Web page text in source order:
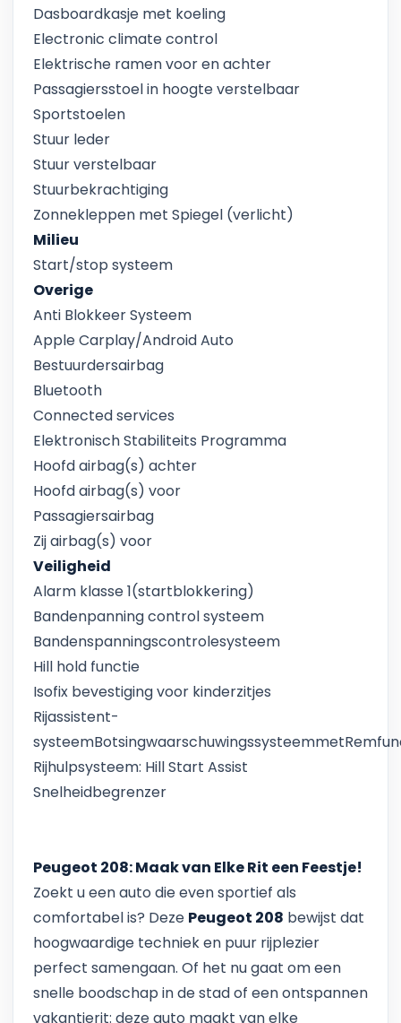
Dasboardkasje met koeling
Electronic climate control
Elektrische ramen voor en achter
Passagiersstoel in hoogte verstelbaar
Sportstoelen
Stuur leder
Stuur verstelbaar
Stuurbekrachtiging
Zonnekleppen met Spiegel (verlicht)
Milieu
Start/stop systeem
Overige
Anti Blokkeer Systeem
Apple Carplay/Android Auto
Bestuurdersairbag
Bluetooth
Connected services
Elektronisch Stabiliteits Programma
Hoofd airbag(s) achter
Hoofd airbag(s) voor
Passagiersairbag
Zij airbag(s) voor
Veiligheid
Alarm klasse 1(startblokkering)
Bandenpanning control systeem
Bandenspanningscontrolesysteem
Hill hold functie
Isofix bevestiging voor kinderzitjes
Rijassistent-
Rijhulpsysteem: Hill Start Assist
Snelheidbegrenzer
Peugeot 208: Maak van Elke Rit een Feestje!
Zoekt u een auto die even sportief als
comfortabel is? Deze Peugeot 208 bewijst dat
hoogwaardige techniek en puur rijplezier
perfect samengaan. Of het nu gaat om een
snelle boodschap in de stad of een ontspannen
vakantierit: deze auto maakt van elke